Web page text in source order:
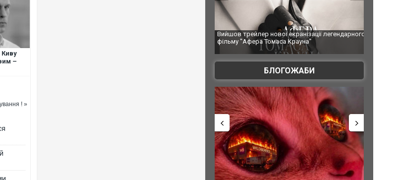
Киву
–
! »
Вийшов трейлер нової екранізації легендарного
фільму "Афера Томаса Крауна"
БЛОГОЖАБИ